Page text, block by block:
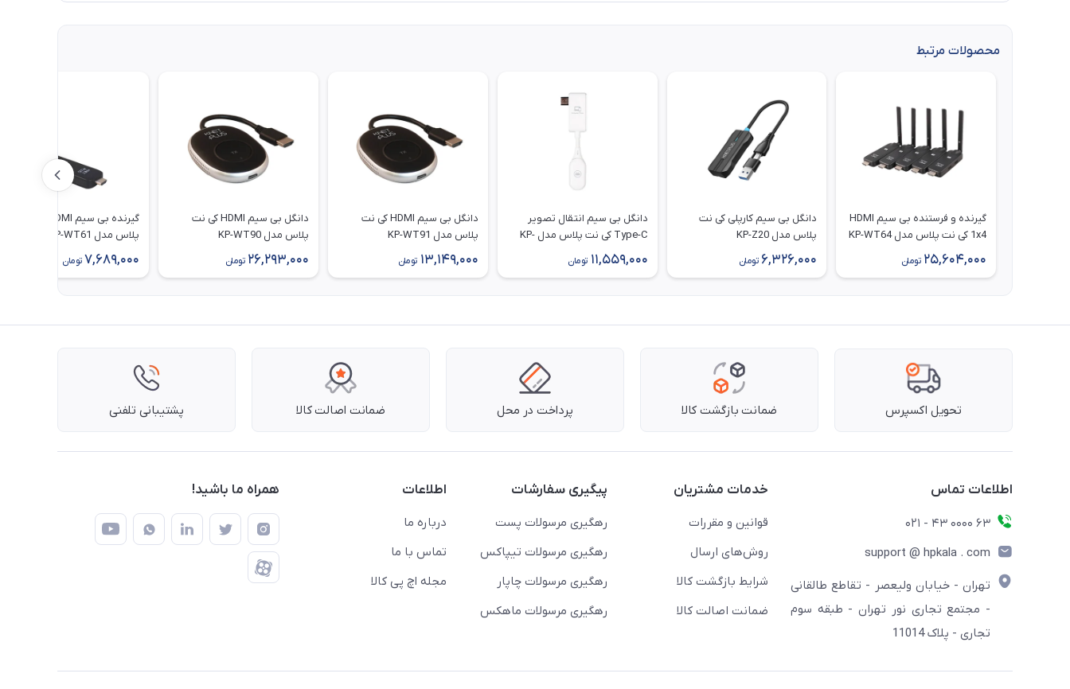
محصولات مرتبط
گیرنده و فرستنده بی‌ سیم HDMI
1x4 کی نت پلاس مدل KP-WT64
25,604,000 تومان
دانگل بی‌ سیم کارپلی کی نت
پلاس مدل KP-Z20
6,326,000 تومان
دانگل بی سیم انتقال تصویر
Type-C کی نت پلاس مدل KP-
WT50
11,559,000 تومان
دانگل بی‌ سیم HDMI کی نت
پلاس مدل KP-WT91
13,149,000 تومان
دانگل بی‌ سیم HDMI کی نت
پلاس مدل KP-WT90
26,293,000 تومان
پلاس مدل KP-WT61
7,689,000 تومان
تحویل اکسپرس ضمانت بازگشت کالا پرداخت در محل ضمانت اصالت کالا پشتیبانی تلفنی
اطلاعات تماس
63 0000 43 - 021
support @ hpkala . com
تهران - خیابان ولیعصر - تقاطع طالقانی
- مجتمع تجاری نور تهران - طبقه سوم
تجاری - پلاک 11014
خدمات مشتریان
قوانین و مقررات
روش‌های ارسال
شرایط بازگشت کالا
ضمانت اصالت کالا
پیگیری سفارشات
رهگیری مرسولات پست
رهگیری مرسولات تیپاکس
رهگیری مرسولات چاپار
رهگیری مرسولات ماهکس
اطلاعات
درباره ما
تماس با ما
مجله اچ پی کالا
همراه ما باشید!